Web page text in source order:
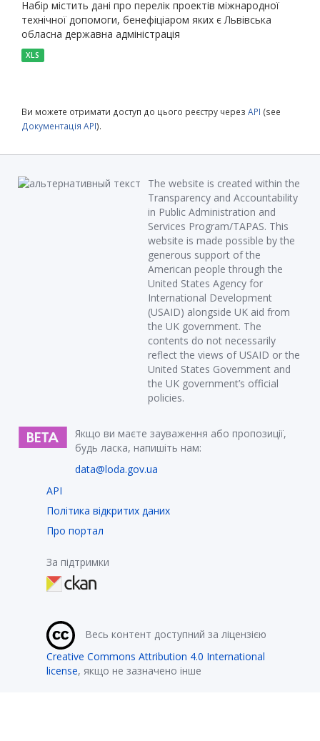
Набір містить дані про перелік проектів міжнародної
технічної допомоги, бенефіціаром яких є Львівська
обласна державна адміністрація
XLS
Ви можете отримати доступ до цього реєстру через API (see
Документація API).
The website is created within the
Transparency and Accountability
in Public Administration and
Services Program/TAPAS. This
website is made possible by the
generous support of the
American people through the
United States Agency for
International Development
(USAID) alongside UK aid from
the UK government. The
contents do not necessarily
reflect the views of USAID or the
United States Government and
the UK government’s official
policies.
Якщо ви маєте зауваження або пропозиції,
будь ласка, напишіть нам:
data@loda.gov.ua
API
Політика відкритих даних
Про портал
За підтримки
Весь контент доступний за ліцензією
Creative Commons Attribution 4.0 International
license, якщо не зазначено інше